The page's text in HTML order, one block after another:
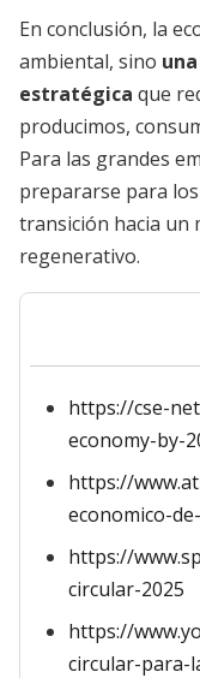
En conclusión, la
ambiental, sino
estratégica que
producimos,
Para las grandes
prepararse para
transición hacia un
regenerativo.
https://cse-
economy-by-
https://
economico-
https://
circular-2025
https://
circular-para-